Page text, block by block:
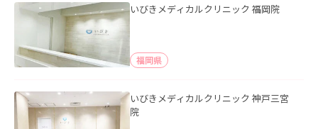
いびきメディカルクリニック 福岡院
福岡県
いびきメディカルクリニック 神戸三宮
院